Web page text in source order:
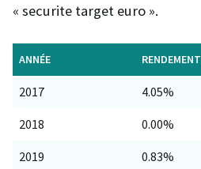
« securite target euro ».
ANNÉE RENDEMENT
2017 4.05%
2018 0.00%
2019 0.83%